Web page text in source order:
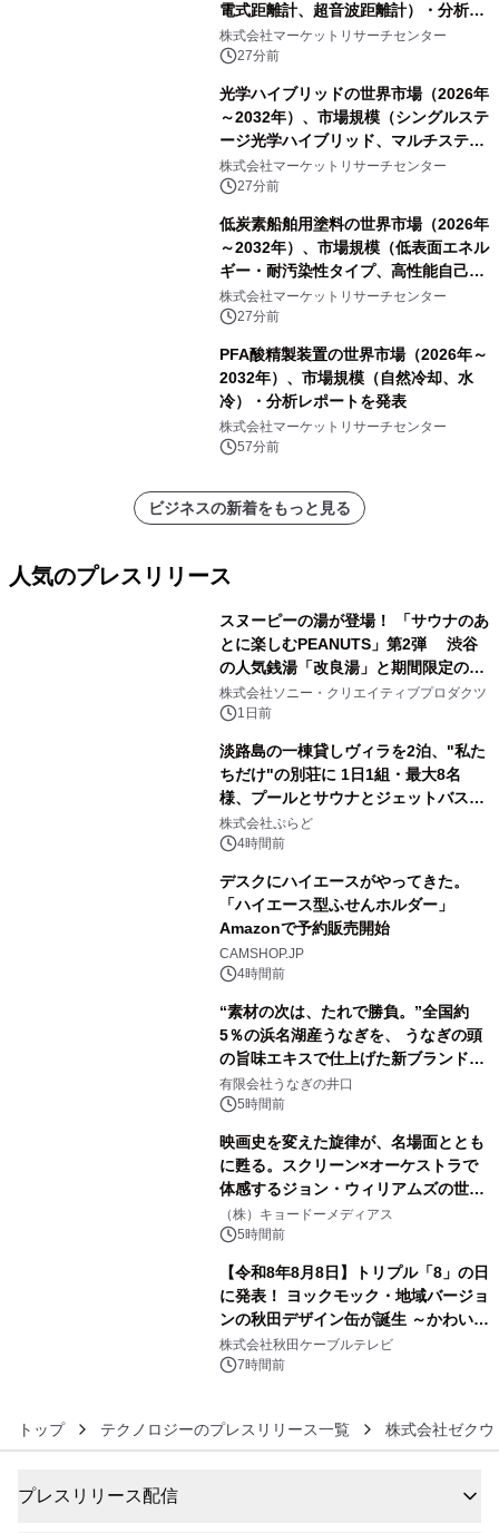
電式距離計、超音波距離計）・分析レ
ポートを発表
株式会社マーケットリサーチセンター
27分前
光学ハイブリッドの世界市場（2026年
～2032年）、市場規模（シングルステ
ージ光学ハイブリッド、マルチステー
ジ光学ハイブリッド）・分析レポート
を発表
株式会社マーケットリサーチセンター
27分前
低炭素船舶用塗料の世界市場（2026年
～2032年）、市場規模（低表面エネル
ギー・耐汚染性タイプ、高性能自己研
磨性コポリマータイプ）・分析レポー
トを発表
株式会社マーケットリサーチセンター
27分前
PFA酸精製装置の世界市場（2026年～
2032年）、市場規模（自然冷却、水
冷）・分析レポートを発表
株式会社マーケットリサーチセンター
57分前
ビジネスの新着をもっと見る
人気のプレスリリース
スヌーピーの湯が登場！ 「サウナのあ
とに楽しむPEANUTS」第2弾 渋谷
の人気銭湯「改良湯」と期間限定のコ
ラボレーション サウナイキタイコラ
ボグッズも発売決定！
株式会社ソニー・クリエイティブプロダクツ
1日前
淡路島の一棟貸しヴィラを2泊、"私た
ちだけ"の別荘に 1日1組・最大8名
様、プールとサウナとジェットバス付
きで Villa Mon Temps AWAJIの連泊
素泊りプラン
株式会社ぷらど
4時間前
デスクにハイエースがやってきた。
「ハイエース型ふせんホルダー」
Amazonで予約販売開始
CAMSHOP.JP
4時間前
“素材の次は、たれで勝負。”全国約
5％の浜名湖産うなぎを、 うなぎの頭
の旨味エキスで仕上げた新ブランド
「井口の誉」誕生
有限会社うなぎの井口
5時間前
映画史を変えた旋律が、名場面ととも
に甦る。スクリーン×オーケストラで
体感するジョン・ウィリアムズの世
界。ジョン・ウィリアムズ：シネマ・
スペクタキュラー・コンサート 開催決
（株）キョードーメディアス
5時間前
【令和8年8月8日】トリプル「8」の日
に発表！ ヨックモック・地域バージョ
ンの秋田デザイン缶が誕生 ～かわいい
秋田犬の子犬と秋田の四季と名所を巡
るパッケージ～ 9月1日(火)秋田県内で
株式会社秋田ケーブルテレビ
7時間前
トップ テクノロジーのプレスリリース一覧 株式会社ゼクウ
プレスリリース配信